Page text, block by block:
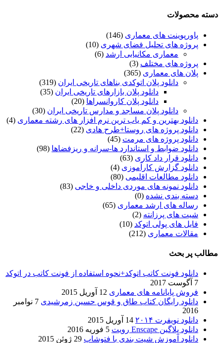
دسته محصولات
پاورپوینت های معماری (146)
پروژه های تحلیل فضای شهری (10)
معماری مکانیابی ارشد (6)
پروژه های مختلف (3)
پلان های معماری (365)
دانلود پلان اتوکدی بناهای تاریخی ایران (319)
دانلود پلان بازارهای تاریخی ایران (35)
دانلود پلان کاروانسراها (20)
دانلود پلان مساجد و مدارس تاریخی ایران (30)
دانلود بهترین و کم یاب ترین نرم افزار های رشته معماری (4)
دانلود پروژه های روستا+طرح هادی (22)
دانلود پروژه های مرمت (45)
دانلود ضوابط و استاندارد ها-سرانه و ریزفضاها (98)
دانلود قرار داد کاری (63)
دانلود گزارش کارآموزی (4)
دانلود مطالعات اقلیمی (80)
دانلود نمونه های موردی داخلی و خاجی (83)
دسته بندی نشده (0)
رساله های ارشد معماری (65)
شیت های پرزانته (2)
فایل های پولی اتوکد (10)
مقالات معماری (212)
مطالب پر بحث
دانلود فونت کاتب اتوکد+نحوه استفاده از فونت کاتب در اتوکد
7 آگوست 2017
فروش پایانامه های معماری 12 آوریل 2015
دانلود رایگان کتاب طاق و قوس حسین زمرشیدی
7 نوامبر
2016
دانلود نویفرت ۲۰۱۴
14 آوریل 2015
دانلود پلاگین Enscape رویت
5 فوریه 2016
دانلود آموزش شیت بندی با فتوشاپ 29 ژوئن 2015